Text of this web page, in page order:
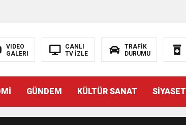
VIDEO
GALERI
CANLI
TV İZLE
TRAFİK
DURUMU
GÜNDEM KÜLTÜR SANAT SİYASET